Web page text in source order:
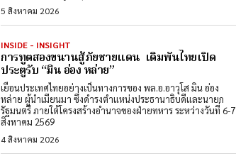
5 สิงหาคม 2026
INSIDE - INSIGHT
การทูตสองขนานสู้ภัยชายแดน เดิมพันไทยเปิด
ประตูรับ “มิน อ่อง หล่าย”
เยือนประเทศไทยอย่างเป็นทางการของ พล.อ.อาวุโส มิน อ่อง
หล่าย ผู้นำเมียนมา ซึ่งดำรงตำแหน่งประธานาธิบดีและนายก
รัฐมนตรี ภายใต้โครงสร้างอำนาจของฝ่ายทหาร ระหว่างวันที่ 6-7
สิงหาคม 2569
4 สิงหาคม 2026